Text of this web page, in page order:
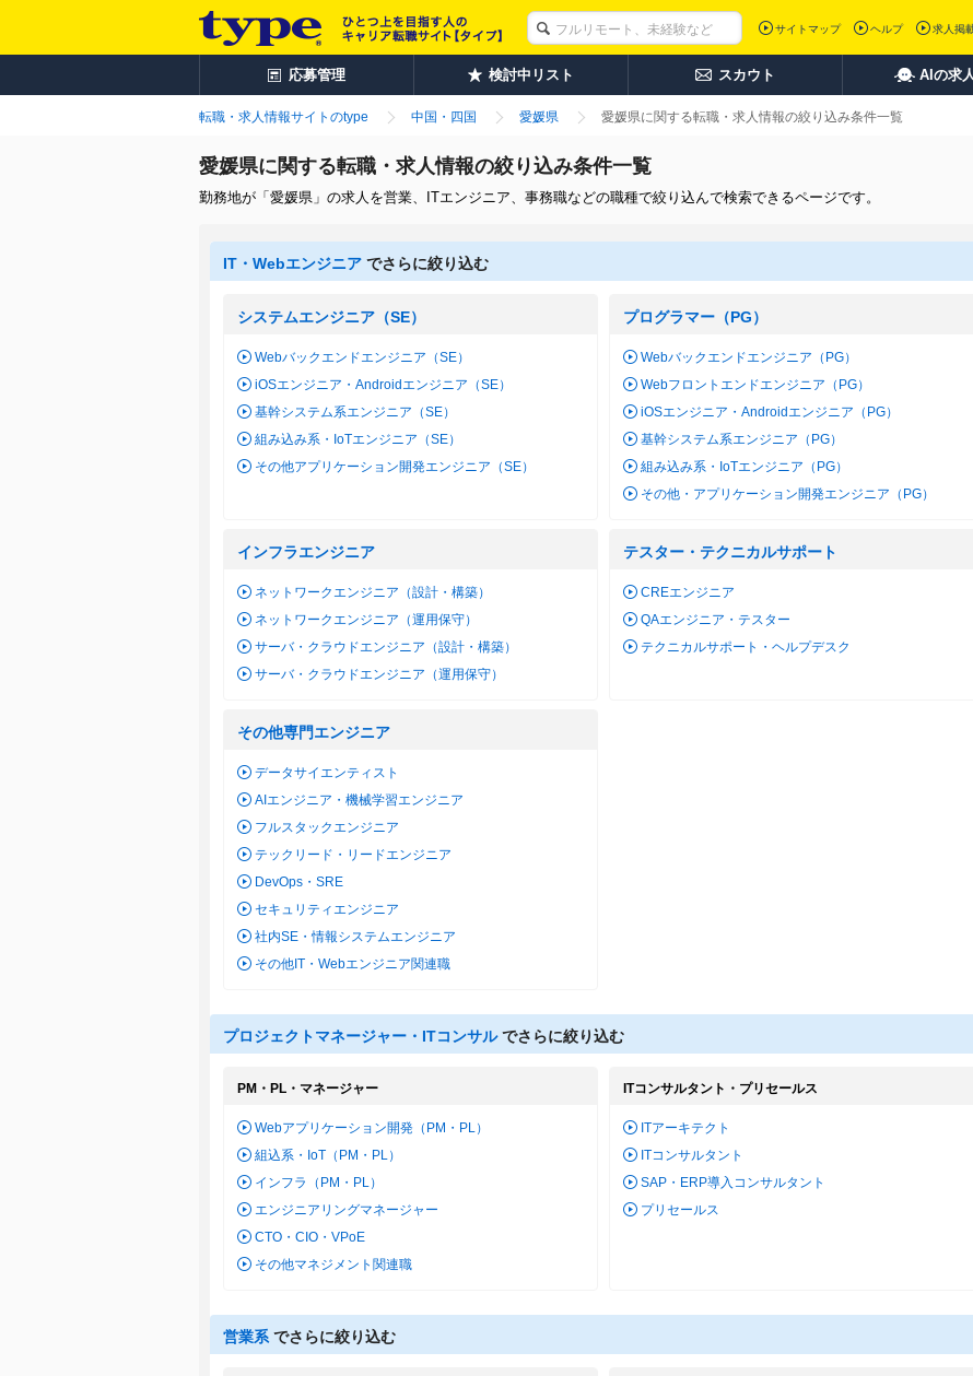
サイトマップ ヘルプ 求人掲
応募管理 検討中リスト スカウト AIの求
転職・求人情報サイトのtype 中国・四国 愛媛県 愛媛県に関する転職・求人情報の絞り込み条件一覧
愛媛県に関する転職・求人情報の絞り込み条件一覧
勤務地が「愛媛県」の求人を営業、ITエンジニア、事務職などの職種で絞り込んで検索できるページです。
IT・Webエンジニア でさらに絞り込む
システムエンジニア（SE）
Webバックエンドエンジニア（SE）
iOSエンジニア・Androidエンジニア（SE）
基幹システム系エンジニア（SE）
組み込み系・IoTエンジニア（SE）
その他アプリケーション開発エンジニア（SE）
プログラマー（PG）
Webバックエンドエンジニア（PG）
Webフロントエンドエンジニア（PG）
iOSエンジニア・Androidエンジニア（PG）
基幹システム系エンジニア（PG）
組み込み系・IoTエンジニア（PG）
その他・アプリケーション開発エンジニア（PG）
インフラエンジニア
ネットワークエンジニア（設計・構築）
ネットワークエンジニア（運用保守）
サーバ・クラウドエンジニア（設計・構築）
サーバ・クラウドエンジニア（運用保守）
テスター・テクニカルサポート
CREエンジニア
QAエンジニア・テスター
テクニカルサポート・ヘルプデスク
その他専門エンジニア
データサイエンティスト
AIエンジニア・機械学習エンジニア
フルスタックエンジニア
テックリード・リードエンジニア
DevOps・SRE
セキュリティエンジニア
社内SE・情報システムエンジニア
その他IT・Webエンジニア関連職
プロジェクトマネージャー・ITコンサル でさらに絞り込む
PM・PL・マネージャー
Webアプリケーション開発（PM・PL）
組込系・IoT（PM・PL）
インフラ（PM・PL）
エンジニアリングマネージャー
CTO・CIO・VPoE
その他マネジメント関連職
ITコンサルタント・プリセールス
ITアーキテクト
ITコンサルタント
SAP・ERP導入コンサルタント
プリセールス
営業系 でさらに絞り込む